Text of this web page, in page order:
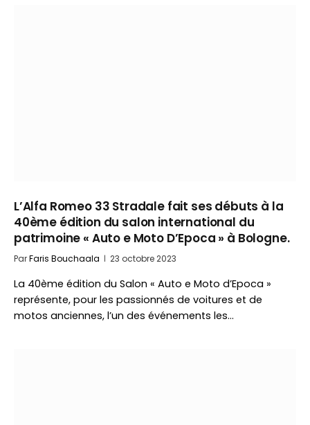
L’Alfa Romeo 33 Stradale fait ses débuts à la
40ème édition du salon international du
patrimoine « Auto e Moto D’Epoca » à Bologne.
ParFaris Bouchaala 23 octobre 2023
La 40ème édition du Salon « Auto e Moto d’Epoca »
représente, pour les passionnés de voitures et de
motos anciennes, l’un des événements les…